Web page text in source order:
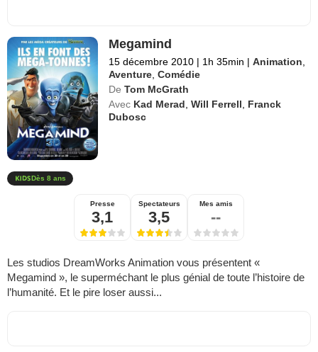
Megamind
15 décembre 2010 | 1h 35min | Animation
Aventure ,Comédie
De Tom McGrath
Avec Kad Merad ,Will Ferrell
Franck
Dubosc
Dès 8 ans
Presse
3,1
Spectateurs
3,5
Mes amis
--
Les studios DreamWorks Animation vous présentent «
Megamind », le superméchant le plus génial de toute l’histoire de
l’humanité. Et le pire loser aussi...